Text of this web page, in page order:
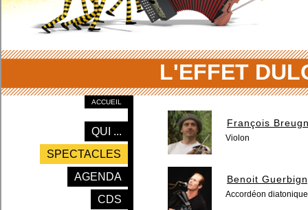
L'EFFET
ACCUEIL
QUI ...
SPECTACLES
AGENDA
CDS
François
Violon
Benoit
Accordéon